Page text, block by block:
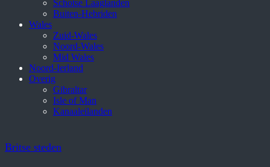
Schotse Laaglanden
Buiten-Hebriden
Wales
Zuid-Wales
Noord-Wales
Mid Wales
Noord-Ierland
Overig
Gibraltar
Isle of Man
Kanaaleilanden
Britse steden